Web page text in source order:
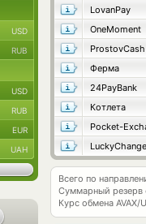
LovanPay
OneMoment
ProstovCash
Ферма
24PayBank
Котлета
Pocket-
LuckyChange
Всего по
Суммарный резерв
Курс обмена AVAX/
USD
RUB
USD
RUB
EUR
UAH